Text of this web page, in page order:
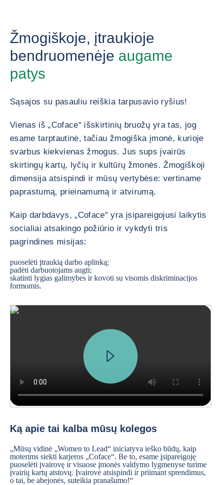
Žmogiškoje, įtraukioje
bendruomenėje augame
patys
Sąsajos su pasauliu reiškia tarpusavio ryšius!
Vienas iš „Coface“ išskirtinių bruožų yra tas, jog
esame tarptautinė, tačiau žmogiška įmonė, kurioje
svarbus kiekvienas žmogus. Jus sups įvairūs
skirtingų kartų, lyčių ir kultūrų žmonės. Žmogiškoji
dimensija atsispindi ir mūsų vertybėse: vertiname
paprastumą, prieinamumą ir atvirumą.
Kaip darbdavys, „Coface“ yra įsipareigojusi laikytis
socialiai atsakingo požiūrio ir vykdyti tris
pagrindines misijas:
puoselėti įtraukią darbo aplinką;
padėti darbuotojams augti;
skatinti lygias galimybes ir kovoti su visomis diskriminacijos
formomis.
Ką apie tai kalba mūsų kolegos
„Mūsų vidinė „Women to Lead“ iniciatyva ieško būdų, kaip
moterims siekti karjeros „Coface“. Be to, esame įsipareigoję
puoselėti įvairovę ir visuose įmonės valdymo lygmenyse turime
įvairių kartų atstovų. Įvairovė atsispindi ir priimant sprendimus,
o tai, be abejonės, suteikia pranašumo!“